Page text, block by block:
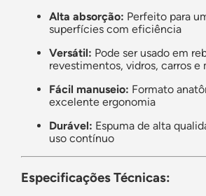
Alta absorção: Perfeito para
superfícies com eficiência
Versátil: Pode ser usado em
revestimentos, vidros, carros e
Fácil manuseio: Formato
excelente ergonomia
Durável: Espuma de alta
uso contínuo
Especificações Técnicas: